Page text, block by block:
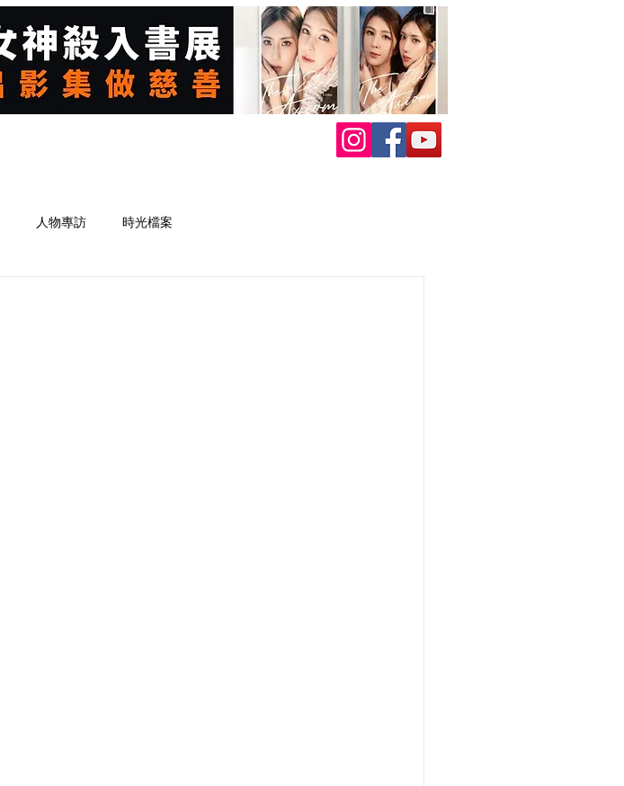
人物專訪 時光檔案